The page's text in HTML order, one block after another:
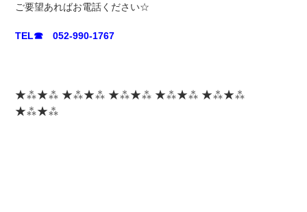
ご要望あればお電話ください☆
TEL☎ 052-990-1767
★⁂★⁂ ★⁂★⁂ ★⁂★⁂ ★⁂★⁂ ★⁂★⁂
★⁂★⁂